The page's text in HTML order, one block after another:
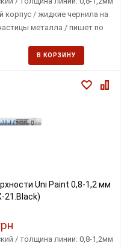
/ жидкие чернила на
металла / пишет по
В КОРЗИНУ
Uni Paint 0,8-1,2 мм
21.Black)
/ толщина линии: 0,8-1,2мм